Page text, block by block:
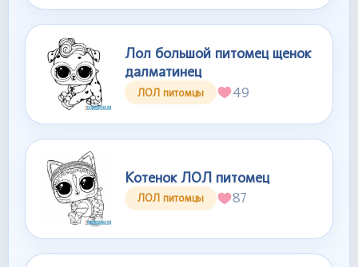
Лол большой питомец щенок
далматинец
ЛОЛ питомцы 49
Котенок ЛОЛ питомец
ЛОЛ питомцы 87